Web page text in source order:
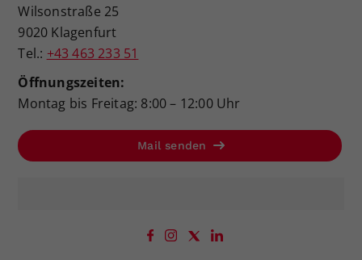
Wilsonstraße 25
9020 Klagenfurt
Tel.: +43 463 233 51
Öffnungszeiten:
Montag bis Freitag: 8:00 – 12:00 Uhr
Mail senden